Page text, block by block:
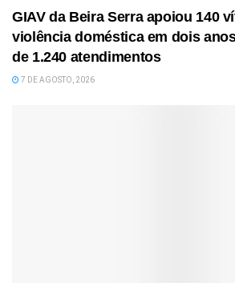
GIAV da Beira Serra apoiou 140
violência doméstica em dois
de 1.240 atendimentos
7 DE AGOSTO, 2026